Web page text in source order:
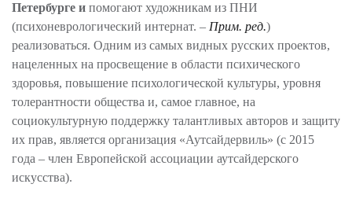
Петербурге и помогают художникам из ПНИ
(психоневрологический интернат. – Прим. ред.)
реализоваться. Одним из самых видных русских проектов,
нацеленных на просвещение в области психического
здоровья, повышение психологической культуры, уровня
толерантности общества и, самое главное, на
социокультурную поддержку талантливых авторов и защиту
их прав, является организация «Аутсайдервиль» (с 2015
года – член Европейской ассоциации аутсайдерского
искусства).